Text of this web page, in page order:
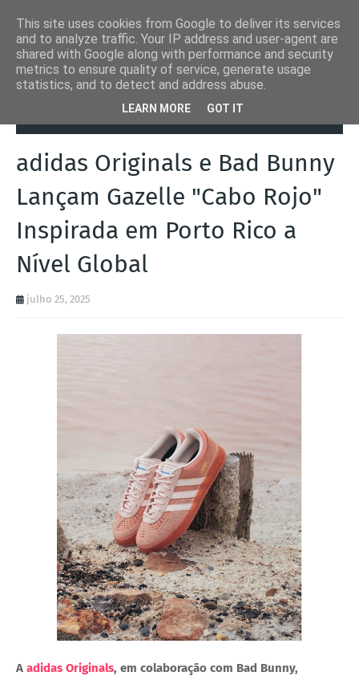
Adidas
adidas Originals e Bad Bunny Lançam
adidas Originals e Bad Bunny
Lançam Gazelle "Cabo Rojo"
Inspirada em Porto Rico a
Nível Global
julho 25, 2025
A adidas Originals, em colaboração com Bad Bunny,
This site uses cookies from Google to deliver its services
and to analyze traffic. Your IP address and user-agent are
shared with Google along with performance and security
metrics to ensure quality of service, generate usage
statistics, and to detect and address abuse.
LEARN MORE GOT IT